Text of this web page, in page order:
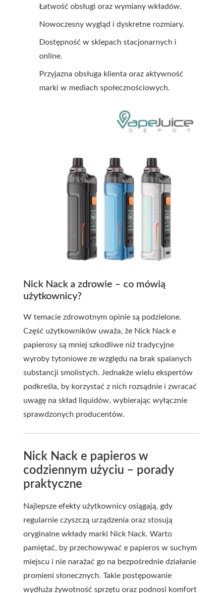
Łatwość obsługi oraz wymiany wkładów.
Nowoczesny wygląd i dyskretne rozmiary.
Dostępność w sklepach stacjonarnych i
online.
Przyjazna obsługa klienta oraz aktywność
marki w mediach społecznościowych.
Nick Nack a zdrowie – co mówią
użytkownicy?
W temacie zdrowotnym opinie są podzielone.
Część użytkowników uważa, że Nick Nack e
papierosy są mniej szkodliwe niż tradycyjne
wyroby tytoniowe ze względu na brak spalanych
substancji smolistych. Jednakże wielu ekspertów
podkreśla, by korzystać z nich rozsądnie i zwracać
uwagę na skład liquidów, wybierając wyłącznie
sprawdzonych producentów.
Nick Nack e papieros w
codziennym użyciu – porady
praktyczne
Najlepsze efekty użytkownicy osiągają, gdy
regularnie czyszczą urządzenia oraz stosują
oryginalne wkłady marki Nick Nack. Warto
pamiętać, by przechowywać e papieros w suchym
miejscu i nie narażać go na bezpośrednie działanie
promieni słonecznych. Takie postępowanie
wydłuża żywotność sprzętu oraz podnosi komfort